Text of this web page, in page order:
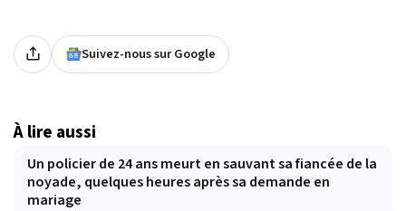
Suivez-nous sur Google
À lire aussi
Un policier de 24 ans meurt en sauvant sa fiancée de la
noyade, quelques heures après sa demande en
mariage